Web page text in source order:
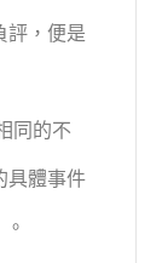
評，便是
同的不
具體事件